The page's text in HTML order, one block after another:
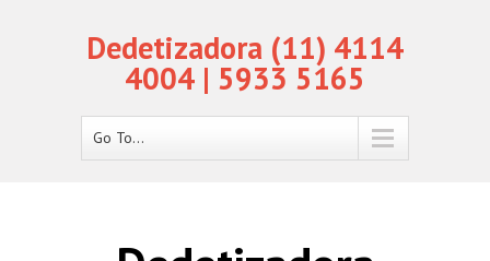
Dedetizadora (11) 4114
4004 | 5933 5165
Go To...